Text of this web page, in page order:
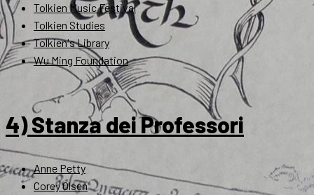
Tolkien Music Festival
Tolkien Studies
Tolkien's Library
Wu Ming Foundation
4) Stanza dei Professori
Anne Petty
Corey Olsen